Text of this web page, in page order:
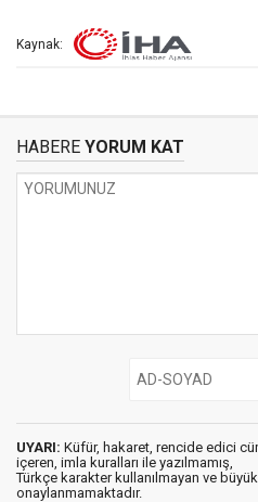
Kaynak:
HABERE YORUM KAT
UYARI: Küfür, hakaret, rencide edici
içeren, imla kuralları ile yazılmamış,
Türkçe karakter kullanılmayan ve
onaylanmamaktadır.